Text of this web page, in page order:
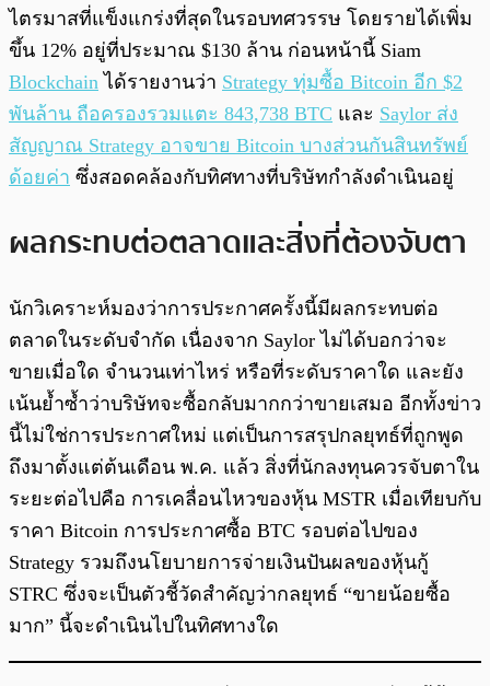
ไตรมาสที่แข็งแกร่งที่สุดในรอบทศวรรษ โดยรายได้เพิ่ม
ขึ้น 12% อยู่ที่ประมาณ $130 ล้าน ก่อนหน้านี้ Siam
Blockchain ได้รายงานว่า Strategy ทุ่มซื้อ Bitcoin อีก $2
พันล้าน ถือครองรวมแตะ 843,738 BTC และ Saylor ส่ง
สัญญาณ Strategy อาจขาย Bitcoin บางส่วนกันสินทรัพย์
ด้อยค่า ซึ่งสอดคล้องกับทิศทางที่บริษัทกำลังดำเนินอยู่
ผลกระทบต่อตลาดและสิ่งที่ต้องจับตา
นักวิเคราะห์มองว่าการประกาศครั้งนี้มีผลกระทบต่อ
ตลาดในระดับจำกัด เนื่องจาก Saylor ไม่ได้บอกว่าจะ
ขายเมื่อใด จำนวนเท่าไหร่ หรือที่ระดับราคาใด และยัง
เน้นย้ำซ้ำว่าบริษัทจะซื้อกลับมากกว่าขายเสมอ อีกทั้งข่าว
นี้ไม่ใช่การประกาศใหม่ แต่เป็นการสรุปกลยุทธ์ที่ถูกพูด
ถึงมาตั้งแต่ต้นเดือน พ.ค. แล้ว สิ่งที่นักลงทุนควรจับตาใน
ระยะต่อไปคือ การเคลื่อนไหวของหุ้น MSTR เมื่อเทียบกับ
ราคา Bitcoin การประกาศซื้อ BTC รอบต่อไปของ
Strategy รวมถึงนโยบายการจ่ายเงินปันผลของหุ้นกู้
STRC ซึ่งจะเป็นตัวชี้วัดสำคัญว่ากลยุทธ์ “ขายน้อยซื้อ
มาก” นี้จะดำเนินไปในทิศทางใด